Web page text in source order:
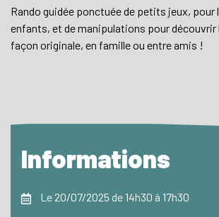
Rando guidée ponctuée de petits jeux, pour
enfants, et de manipulations pour
façon originale, en famille ou entre amis !
Informations
Le 20/07/2025 de 14h30 à 17h30